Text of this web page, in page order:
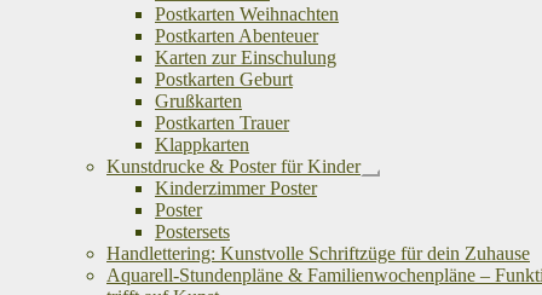
Postkarten Weihnachten
Postkarten Abenteuer
Karten zur Einschulung
Postkarten Geburt
Grußkarten
Postkarten Trauer
Klappkarten
Kunstdrucke & Poster für Kinder
Untermenü
Kinderzimmer Poster
Poster
Postersets
Handlettering: Kunstvolle Schriftzüge für dein Zuhause
Aquarell-Stundenpläne & Familienwochenpläne –